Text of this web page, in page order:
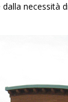
dalla necessità